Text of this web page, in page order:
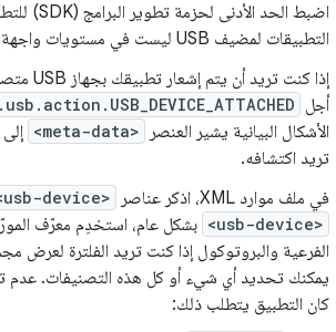
التطبيقات لمضيف USB ليست في مستويات واجهة برمجة التطبيقات السابقة.
إذا كنت تريد أن يتم إشعار تطبيقك بجهاز USB متصل، اختَر زوج العنصرَين
أجل
الأشكال البيانية يشير العنصر
<meta-data>
تريد اكتشافه.
في ملف موارد XML، اذكر عناصر
device>
<usb-device> بشكل عام، استخدِم معرّف
كان التطبيق يتطلب ذلك: